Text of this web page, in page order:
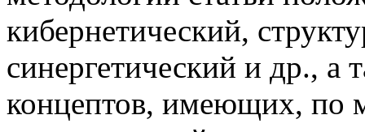
кибернетический,
синергетический и др., а
концептов, имеющих, по